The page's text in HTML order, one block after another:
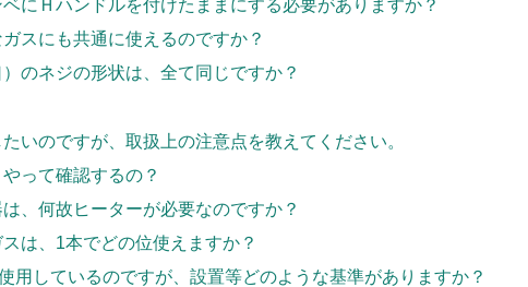
にＨハンドルを付けたままにする必要がありますか？
スにも共通に使えるのですか？
のネジの形状は、全て同じですか？
いのですが、取扱上の注意点を教えてください。
って確認するの？
、何故ヒーターが必要なのですか？
は、1本でどの位使えますか？
用しているのですが、設置等どのような基準がありますか？